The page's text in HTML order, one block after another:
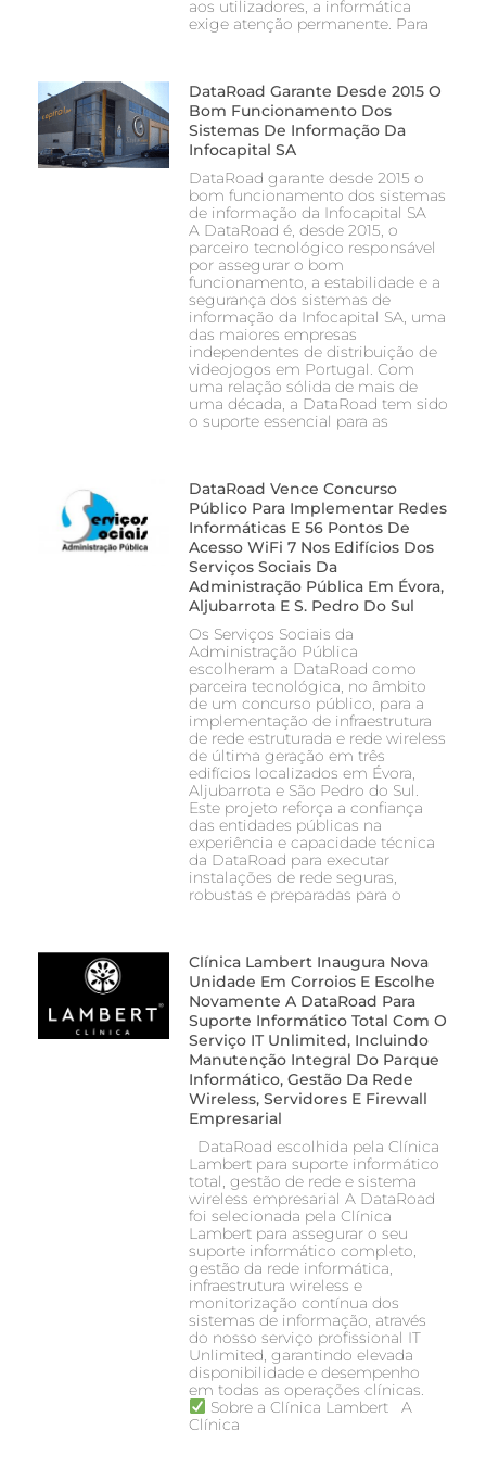
aos utilizadores, a informática
exige atenção permanente. Para
DataRoad Garante Desde 2015 O
Bom Funcionamento Dos
Sistemas De Informação Da
Infocapital SA
DataRoad garante desde 2015 o
bom funcionamento dos sistemas
de informação da Infocapital SA
A DataRoad é, desde 2015, o
parceiro tecnológico responsável
por assegurar o bom
funcionamento, a estabilidade e a
segurança dos sistemas de
informação da Infocapital SA, uma
das maiores empresas
independentes de distribuição de
videojogos em Portugal. Com
uma relação sólida de mais de
uma década, a DataRoad tem sido
o suporte essencial para as
DataRoad Vence Concurso
Público Para Implementar Redes
Informáticas E 56 Pontos De
Acesso WiFi 7 Nos Edifícios Dos
Serviços Sociais Da
Administração Pública Em Évora,
Aljubarrota E S. Pedro Do Sul
Os Serviços Sociais da
Administração Pública
escolheram a DataRoad como
parceira tecnológica, no âmbito
de um concurso público, para a
implementação de infraestrutura
de rede estruturada e rede wireless
de última geração em três
edifícios localizados em Évora,
Aljubarrota e São Pedro do Sul.
Este projeto reforça a confiança
das entidades públicas na
experiência e capacidade técnica
da DataRoad para executar
instalações de rede seguras,
robustas e preparadas para o
Clínica Lambert Inaugura Nova
Unidade Em Corroios E Escolhe
Novamente A DataRoad Para
Suporte Informático Total Com O
Serviço IT Unlimited, Incluindo
Manutenção Integral Do Parque
Informático, Gestão Da Rede
Wireless, Servidores E Firewall
Empresarial
DataRoad escolhida pela Clínica
Lambert para suporte informático
total, gestão de rede e sistema
wireless empresarial A DataRoad
foi selecionada pela Clínica
Lambert para assegurar o seu
suporte informático completo,
gestão da rede informática,
infraestrutura wireless e
monitorização contínua dos
sistemas de informação, através
do nosso serviço profissional IT
Unlimited, garantindo elevada
disponibilidade e desempenho
em todas as operações clínicas.
Sobre a Clínica Lambert A
Clínica